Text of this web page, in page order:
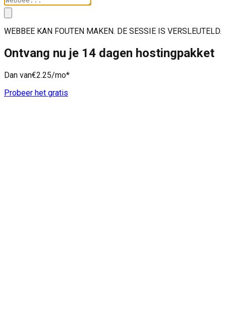
WEBBEE KAN FOUTEN MAKEN. DE SESSIE IS VERSLEUTELD.
Ontvang nu je 14 dagen hostingpakket
Dan van€2.25/mo*
Probeer het gratis